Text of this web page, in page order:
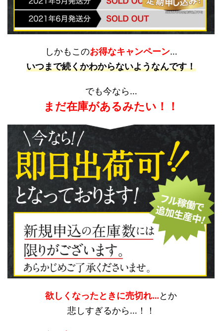
しかもこのお得なキャンペーン…
いつまで続くかわからないようなんです！
でも今なら…
まだ在庫があるみたい！！
欲しくなったときに売切れ…とか
悲しすぎるから…！！